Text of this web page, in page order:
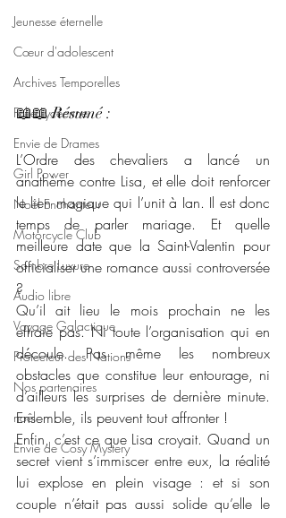
Jeunesse éternelle
Cœur d'adolescent
Archives Temporelles
Folie Lycéenne
Envie de Drames
Girl Power
Noël Enchanteur
Motorcycle Club
Sombre Luxure
Audio libre
Voyage Galactique
Protecteur des Nations
Nos partenaires
noêl
Envie de Cosy Mystery
📖📖 Résumé :
L’Ordre des chevaliers a lancé un
anathème contre Lisa, et elle doit renforcer
le lien magique qui l’unit à Ian. Il est donc
temps de parler mariage. Et quelle
meilleure date que la Saint-Valentin pour
officialiser une romance aussi controversée
?
Qu’il ait lieu le mois prochain ne les
effraie pas. Ni toute l’organisation qui en
découle. Pas même les nombreux
obstacles que constitue leur entourage, ni
d’ailleurs les surprises de dernière minute.
Ensemble, ils peuvent tout affronter !
Enfin, c’est ce que Lisa croyait. Quand un
secret vient s’immiscer entre eux, la réalité
lui explose en plein visage : et si son
couple n’était pas aussi solide qu’elle le